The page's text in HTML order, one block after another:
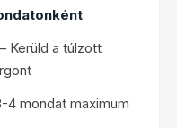
– Kerüld a túlzott
4 mondat maximum